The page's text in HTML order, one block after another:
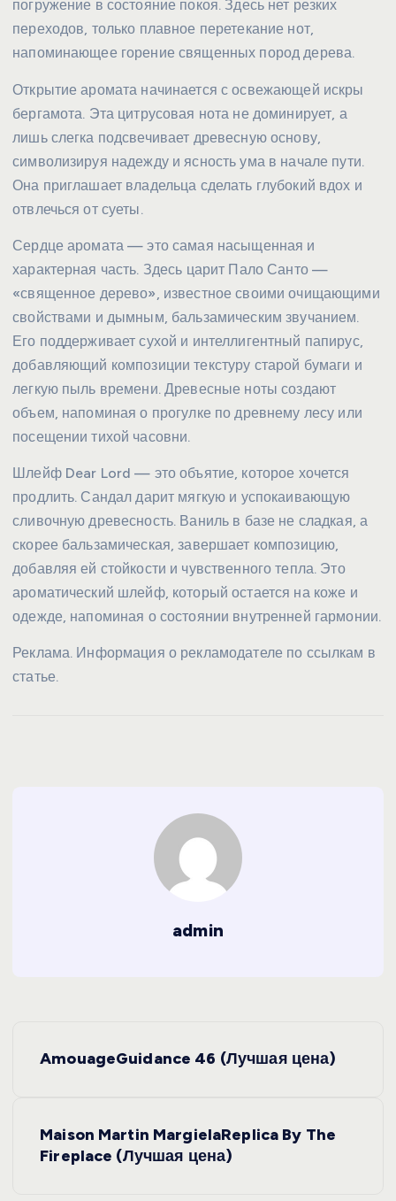
погружение в состояние покоя. Здесь нет резких
переходов, только плавное перетекание нот,
напоминающее горение священных пород дерева.
Открытие аромата начинается с освежающей искры
бергамота. Эта цитрусовая нота не доминирует, а
лишь слегка подсвечивает древесную основу,
символизируя надежду и ясность ума в начале пути.
Она приглашает владельца сделать глубокий вдох и
отвлечься от суеты.
Сердце аромата — это самая насыщенная и
характерная часть. Здесь царит Пало Санто —
«священное дерево», известное своими очищающими
свойствами и дымным, бальзамическим звучанием.
Его поддерживает сухой и интеллигентный папирус,
добавляющий композиции текстуру старой бумаги и
легкую пыль времени. Древесные ноты создают
объем, напоминая о прогулке по древнему лесу или
посещении тихой часовни.
Шлейф Dear Lord — это объятие, которое хочется
продлить. Сандал дарит мягкую и успокаивающую
сливочную древесность. Ваниль в базе не сладкая, а
скорее бальзамическая, завершает композицию,
добавляя ей стойкости и чувственного тепла. Это
ароматический шлейф, который остается на коже и
одежде, напоминая о состоянии внутренней гармонии.
Реклама. Информация о рекламодателе по ссылкам в
статье.
admin
AmouageGuidance 46 (Лучшая цена)
Maison Martin MargielaReplica By The
Fireplace (Лучшая цена)